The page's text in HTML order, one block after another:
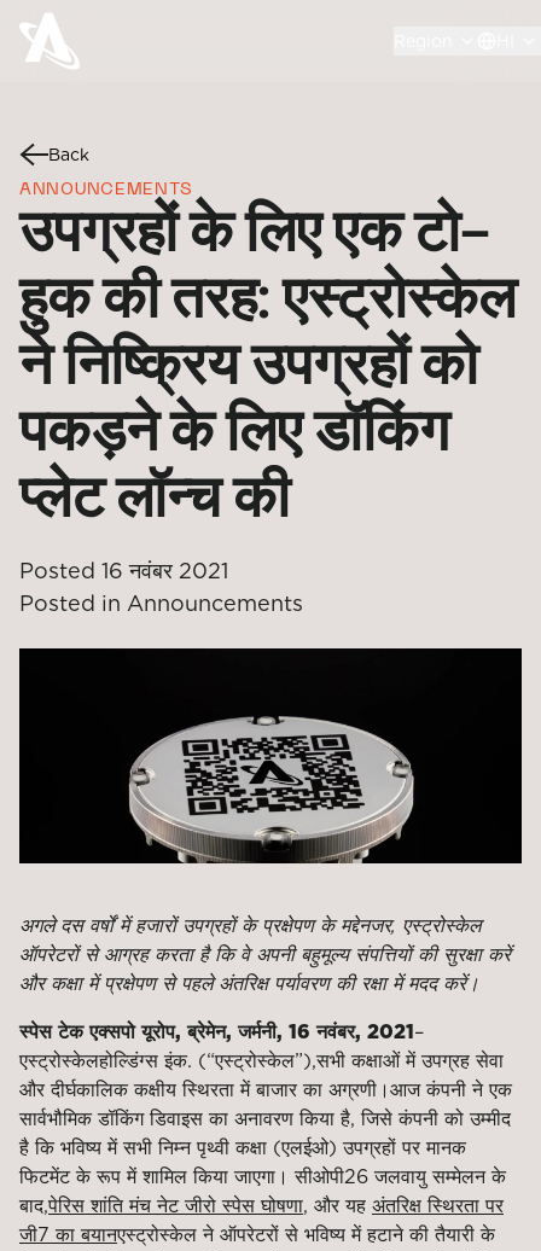
Back
ANNOUNCEMENTS
उपग्रहों के लिए एक टो-
हुक की तरह: एस्ट्रोस्केल
ने निष्क्रिय उपग्रहों को
पकड़ने के लिए डॉकिंग
प्लेट लॉन्च की
Posted 16 नवंबर 2021
Posted in Announcements
अगले दस वर्षों में हजारों उपग्रहों के प्रक्षेपण के मद्देनजर, एस्ट्रोस्केल
ऑपरेटरों से आग्रह करता है कि वे अपनी बहुमूल्य संपत्तियों की सुरक्षा करें
और कक्षा में प्रक्षेपण से पहले अंतरिक्ष पर्यावरण की रक्षा में मदद करें।
स्पेस टेक एक्सपो यूरोप, ब्रेमेन, जर्मनी, 16 नवंबर, 2021–
एस्ट्रोस्केलहोल्डिंग्स इंक. (“एस्ट्रोस्केल”),सभी कक्षाओं में उपग्रह सेवा
और दीर्घकालिक कक्षीय स्थिरता में बाजार का अग्रणी। आज कंपनी ने एक
सार्वभौमिक डॉकिंग डिवाइस का अनावरण किया है, जिसे कंपनी को उम्मीद
है कि भविष्य में सभी निम्न पृथ्वी कक्षा (एलईओ) उपग्रहों पर मानक
फिटमेंट के रूप में शामिल किया जाएगा। सीओपी26 जलवायु सम्मेलन के
बाद,पेरिस शांति मंच नेट जीरो स्पेस घोषणा, और यह अंतरिक्ष स्थिरता पर
जी7 का बयानएस्ट्रोस्केल ने ऑपरेटरों से भविष्य में हटाने की तैयारी के